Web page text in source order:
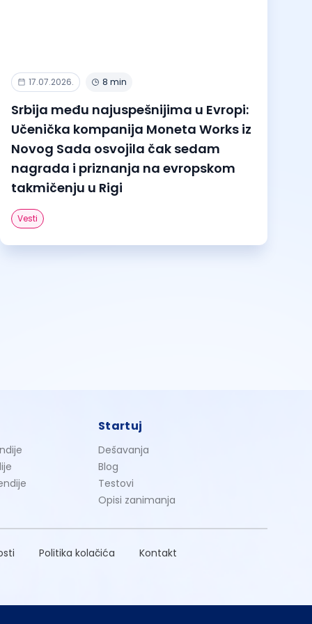
17.07.2026. 8 min
Srbija među najuspešnijima u Evropi:
Učenička kompanija Moneta Works iz
Novog Sada osvojila čak sedam
nagrada i priznanja na evropskom
takmičenju u Rigi
Vesti
Startuj
Dešavanja
Blog
Testovi
Opisi zanimanja
Politika kolačića Kontakt